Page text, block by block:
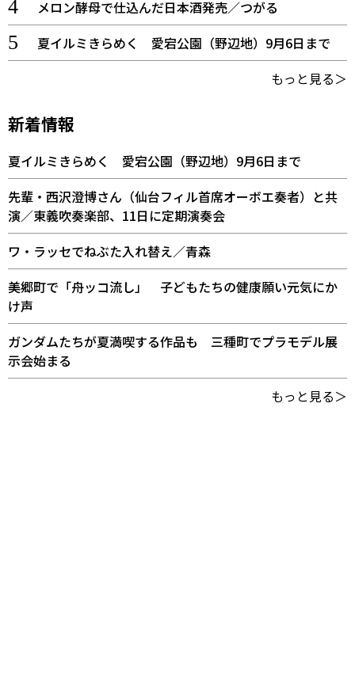
メロン酵母で仕込んだ日本酒発売／つがる
夏イルミきらめく 愛宕公園（野辺地）9月6日まで
もっと見る＞
新着情報
夏イルミきらめく 愛宕公園（野辺地）9月6日まで
先輩・西沢澄博さん（仙台フィル首席オーボエ奏者）と共
演／東義吹奏楽部、11日に定期演奏会
ワ・ラッセでねぶた入れ替え／青森
美郷町で「舟ッコ流し」 子どもたちの健康願い元気にか
け声
ガンダムたちが夏満喫する作品も 三種町でプラモデル展
示会始まる
もっと見る＞